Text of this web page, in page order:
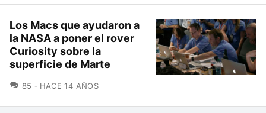
Los Macs que ayudaron a
la NASA a poner el rover
Curiosity sobre la
superficie de Marte
85 COMENTARIOS
HACE 14 AÑOS